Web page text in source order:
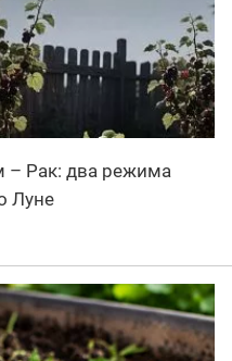
– Рак: два режима
Луне